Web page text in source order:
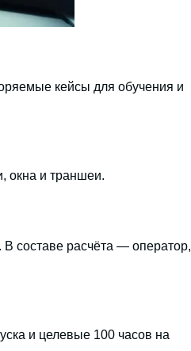
кейсы для обучения и
окна и траншеи.
составе расчёта — оператор,
и целевые 100 часов на